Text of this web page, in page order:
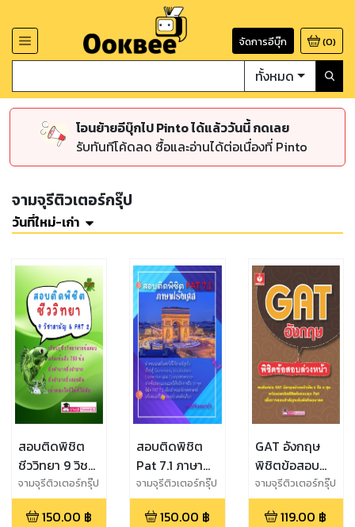
จัดการอีบุ๊ก (0)
ทั้งหมด
โอนย้ายอีบุ๊กไป Pinto ได้แล้ววันนี้ กดเลย
รับทันทีโค้ดลด ซื้อและอ่านได้ต่อเนื่องที่ Pinto
จามจุรีติวเตอร์กรุ๊ป
วันที่ใหม่-เก่า
สอบติดพิชิต
ชีววิทยา 9 วิชา
สามัญ & PAT
2
จามจุรีติวเตอร์กรุ๊ป
150.00 ฿
สอบติดพิชิต
Pat 7.1 ภาษา
ฝรั่งเศส
จามจุรีติวเตอร์กรุ๊ป
150.00 ฿
GAT อังกฤษ
พิชิตข้อสอบ
ล่วงหน้า
จามจุรีติวเตอร์กรุ๊ป
119.00 ฿